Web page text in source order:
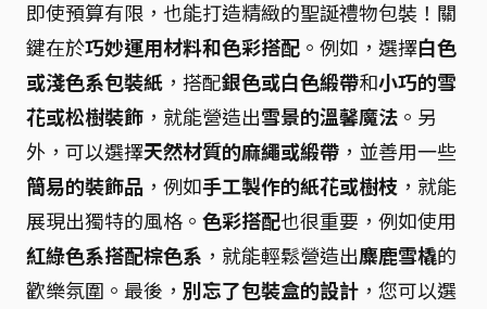
即使預算有限，也能打造精緻的聖誕禮物包裝！關
鍵在於巧妙運用材料和色彩搭配 。例如，選擇白色
或淺色系包裝紙 ，搭配銀色或白色緞帶和小巧的雪
花或松樹裝飾 ，就能營造出雪景的溫馨魔法 。另
外，可以選擇天然材質的麻繩或緞帶 ，並善用一些
簡易的裝飾品 ，例如手工製作的紙花或樹枝 ，就能
展現出獨特的風格。 色彩搭配也很重要，例如使用
紅綠色系搭配棕色系 ，就能輕鬆營造出麋鹿雪橇的
歡樂氛圍。最後， 別忘了包裝盒的設計 ，您可以選